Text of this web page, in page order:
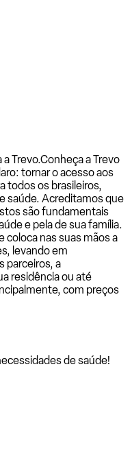
Trevo.Conheça a Trevo
tornar o acesso aos
todos os brasileiros,
saúde. Acreditamos que
são fundamentais
e pela de sua família.
nas suas mãos a
levando em
parceiros, a
residência ou até
com preços
de saúde!